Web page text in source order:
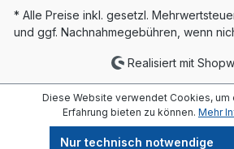
* Alle Preise inkl. gesetzl.
und ggf. Nachnahmegebühren, wenn
Realisiert mit
Diese Website verwendet Cookies,
Erfahrung bieten zu können. Mehr
Nur technisch notwendige